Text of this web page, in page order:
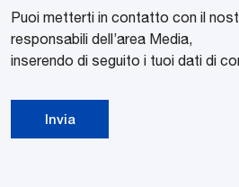
Puoi metterti in contatto con il
responsabili dell’area Media,
inserendo di seguito i tuoi dati di
Invia